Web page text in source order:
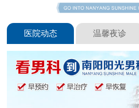
医院动态 温馨夜诊